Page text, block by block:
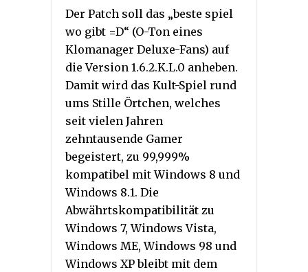
Der Patch soll das „beste spiel
wo gibt =D“ (O-Ton eines
Klomanager Deluxe-Fans) auf
die Version 1.6.2.K.L.0 anheben.
Damit wird das Kult-Spiel rund
ums Stille Örtchen, welches
seit vielen Jahren
zehntausende Gamer
begeistert, zu 99,999%
kompatibel mit Windows 8 und
Windows 8.1. Die
Abwährtskompatibilität zu
Windows 7, Windows Vista,
Windows ME, Windows 98 und
Windows XP bleibt mit dem